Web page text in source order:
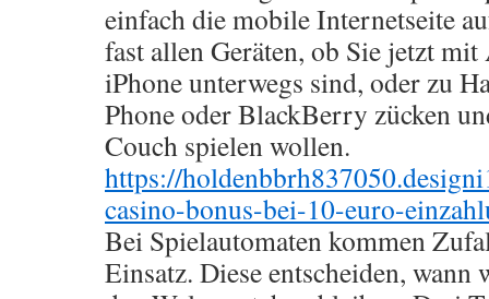
einfach die mobile Internetseite
fast allen Geräten, ob Sie jetzt
iPhone unterwegs sind, oder zu
Phone oder BlackBerry zücken
Couch spielen wollen.
https://
casino-bonus-bei-10-euro-
Bei Spielautomaten kommen
Einsatz. Diese entscheiden, wann